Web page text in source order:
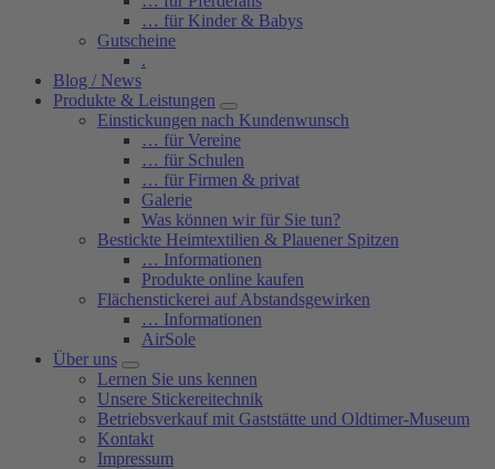
… für Kinder & Babys
Gutscheine
.
Blog / News
Produkte & Leistungen
Einstickungen nach Kundenwunsch
… für Vereine
… für Schulen
… für Firmen & privat
Galerie
Was können wir für Sie tun?
Bestickte Heimtextilien & Plauener Spitzen
… Informationen
Produkte online kaufen
Flächenstickerei auf Abstandsgewirken
… Informationen
AirSole
Über uns
Lernen Sie uns kennen
Unsere Stickereitechnik
Betriebsverkauf mit Gaststätte und Oldtimer-Museum
Kontakt
Impressum